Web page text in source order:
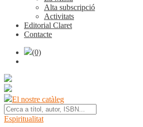
Alta subscripció
Activitats
Editorial Claret
Contacte
(0)
El nostre catàleg
Espiritualitat